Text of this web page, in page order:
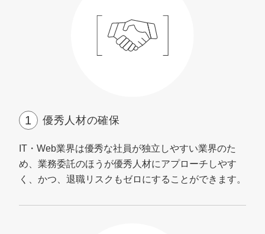
優秀人材の確保
IT・Web業界は優秀な社員が独立しやすい業界のた
め、業務委託のほうが優秀人材にアプローチしやす
く、かつ、退職リスクもゼロにすることができます。